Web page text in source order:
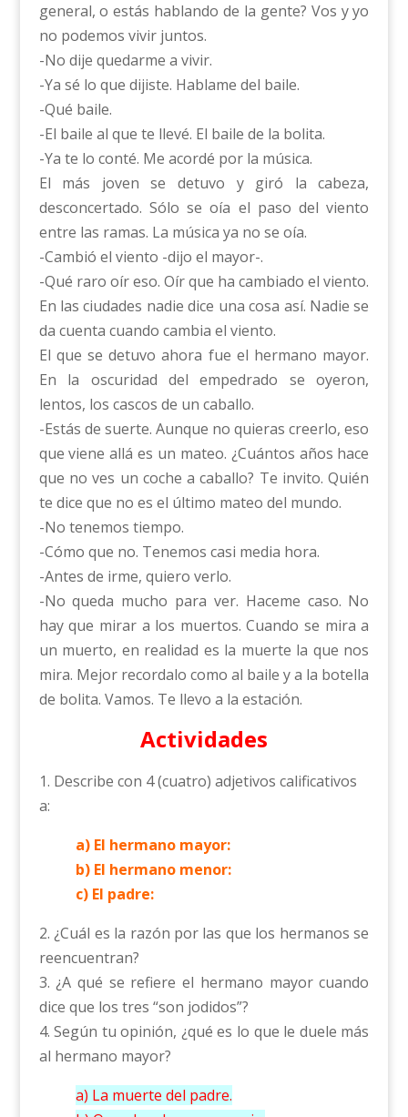
general, o estás hablando de la gente? Vos y yo
no podemos vivir juntos.
-No dije quedarme a vivir.
-Ya sé lo que dijiste. Hablame del baile.
-Qué baile.
-El baile al que te llevé. El baile de la bolita.
-Ya te lo conté. Me acordé por la música.
El más joven se detuvo y giró la cabeza,
desconcertado. Sólo se oía el paso del viento
entre las ramas. La música ya no se oía.
-Cambió el viento -dijo el mayor-.
-Qué raro oír eso. Oír que ha cambiado el viento.
En las ciudades nadie dice una cosa así. Nadie se
da cuenta cuando cambia el viento.
El que se detuvo ahora fue el hermano mayor.
En la oscuridad del empedrado se oyeron,
lentos, los cascos de un caballo.
-Estás de suerte. Aunque no quieras creerlo, eso
que viene allá es un mateo. ¿Cuántos años hace
que no ves un coche a caballo? Te invito. Quién
te dice que no es el último mateo del mundo.
-No tenemos tiempo.
-Cómo que no. Tenemos casi media hora.
-Antes de irme, quiero verlo.
-No queda mucho para ver. Haceme caso. No
hay que mirar a los muertos. Cuando se mira a
un muerto, en realidad es la muerte la que nos
mira. Mejor recordalo como al baile y a la botella
de bolita. Vamos. Te llevo a la estación.
Actividades
1. Describe con 4 (cuatro) adjetivos calificativos
a:
a) El hermano mayor:
b) El hermano menor:
c) El padre:
2. ¿Cuál es la razón por las que los hermanos se
reencuentran?
3. ¿A qué se refiere el hermano mayor cuando
dice que los tres “son jodidos”?
4. Según tu opinión, ¿qué es lo que le duele más
al hermano mayor?
a) La muerte del padre.